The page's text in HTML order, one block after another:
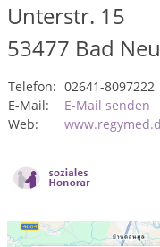
Unterstr. 15
53477 Bad
Telefon: 02641-8097222
E-Mail:
E-Mail senden
Web: